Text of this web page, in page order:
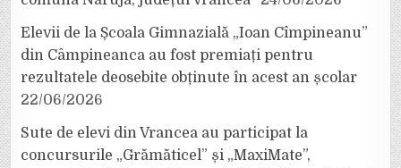
Elevii de la Școala Gimnazială „Ioan Cîmpineanu”
din Câmpineanca au fost premiați pentru
rezultatele deosebite obținute în acest an școlar
22/06/2026
Sute de elevi din Vrancea au participat la
concursurile „Grămăticel” și „MaxiMate”,